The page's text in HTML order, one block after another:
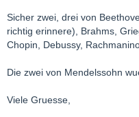
Sicher zwei, drei von
richtig erinnere), Brahms,
Chopin, Debussy,
Die zwei von Mendelssohn
Viele Gruesse,